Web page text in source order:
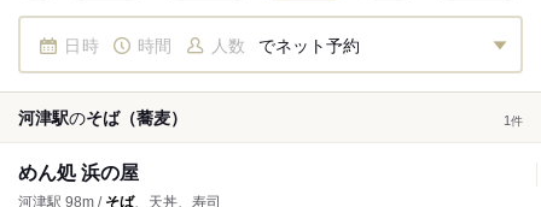
日時 時間 人数 でネット予約
河津駅のそば（蕎麦） 1 件
めん処 浜の屋
河津駅 98m / そば、天丼、寿司